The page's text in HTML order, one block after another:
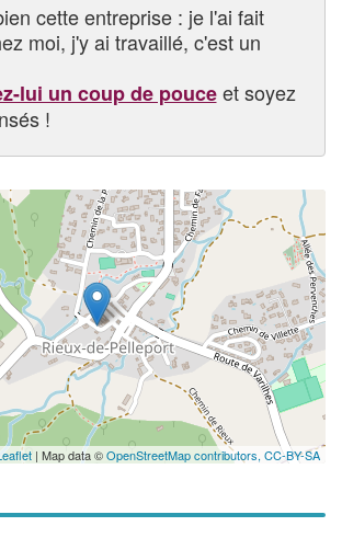
cette entreprise : je l'ai fait
moi, j'y ai travaillé, c'est un
lui un coup de pouceet soyez
!
| Map data ©OpenStreetMap contributors, CC-BY-SA